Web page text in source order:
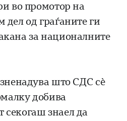
во промотор на
дел од граѓаните ги
за националните
што СДС сè
добива
знаел да